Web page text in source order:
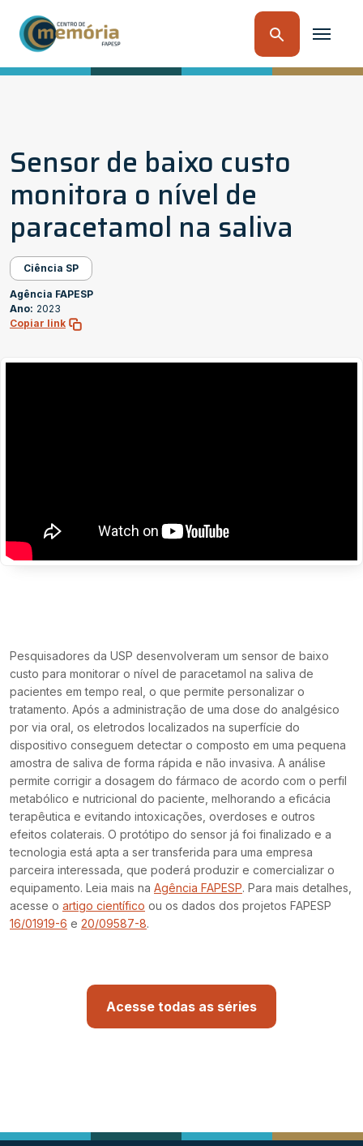
Sensor de baixo custo
monitora o nível de
paracetamol na saliva
Ciência SP
Agência FAPESP
Ano: 2023
Copiar link
Pesquisadores da USP desenvolveram um sensor de baixo
custo para monitorar o nível de paracetamol na saliva de
pacientes em tempo real, o que permite personalizar o
tratamento. Após a administração de uma dose do analgésico
por via oral, os eletrodos localizados na superfície do
dispositivo conseguem detectar o composto em uma pequena
amostra de saliva de forma rápida e não invasiva. A análise
permite corrigir a dosagem do fármaco de acordo com o perfil
metabólico e nutricional do paciente, melhorando a eficácia
terapêutica e evitando intoxicações, overdoses e outros
efeitos colaterais. O protótipo do sensor já foi finalizado e a
tecnologia está apta a ser transferida para uma empresa
parceira interessada, que poderá produzir e comercializar o
equipamento. Leia mais na Agência FAPESP. Para mais detalhes,
acesse o artigo científico ou os dados dos projetos FAPESP
16/01919-6 e 20/09587-8.
Acesse todas as séries